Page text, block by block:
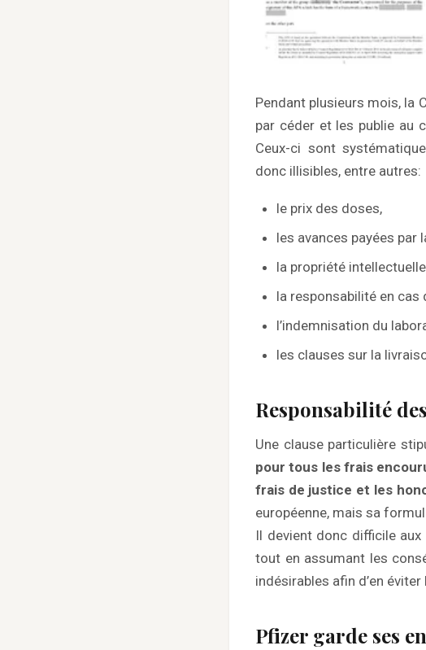
Pendant plusieurs mois, la
par céder et les publie au
Ceux-ci sont
donc illisibles, entre autres:
le prix des doses,
les avances payées par
la propriété
la responsabilité en cas
l’indemnisation du
les clauses sur la
Responsabilité
Une clause particulière
pour tous les frais
frais de justice et les
européenne, mais sa
Il devient donc difficile aux
tout en assumant les
indésirables afin d’en
Pfizer garde ses